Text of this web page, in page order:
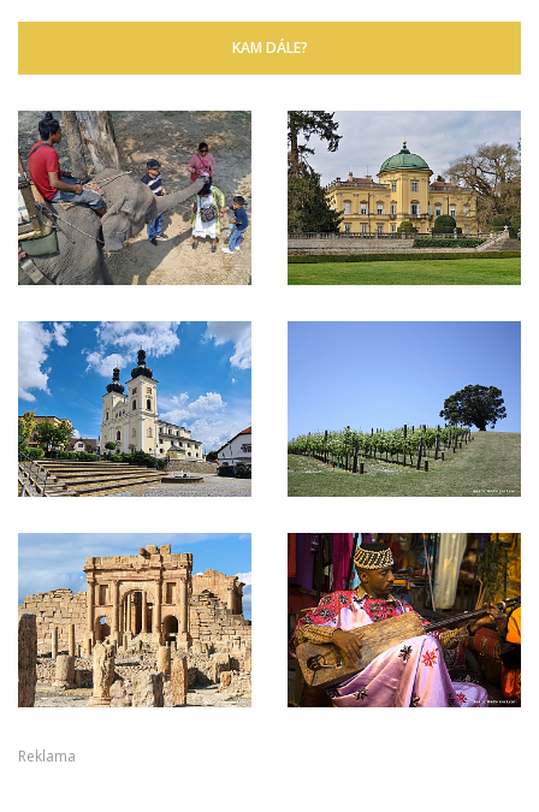
KAM DÁLE?
Reklama